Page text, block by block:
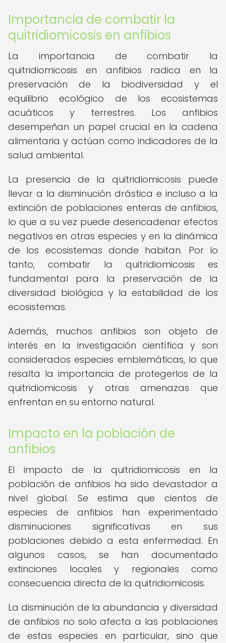
Importancia de combatir la
quitridiomicosis en anfibios
La importancia de combatir la
quitridiomicosis en anfibios radica en la
preservación de la biodiversidad y el
equilibrio ecológico de los ecosistemas
acuáticos y terrestres. Los anfibios
desempeñan un papel crucial en la cadena
alimentaria y actúan como indicadores de la
salud ambiental.
La presencia de la quitridiomicosis puede
llevar a la disminución drástica e incluso a la
extinción de poblaciones enteras de anfibios,
lo que a su vez puede desencadenar efectos
negativos en otras especies y en la dinámica
de los ecosistemas donde habitan. Por lo
tanto, combatir la quitridiomicosis es
fundamental para la preservación de la
diversidad biológica y la estabilidad de los
ecosistemas.
Además, muchos anfibios son objeto de
interés en la investigación científica y son
considerados especies emblemáticas, lo que
resalta la importancia de protegerlos de la
quitridiomicosis y otras amenazas que
enfrentan en su entorno natural.
Impacto en la población de
anfibios
El impacto de la quitridiomicosis en la
población de anfibios ha sido devastador a
nivel global. Se estima que cientos de
especies de anfibios han experimentado
disminuciones significativas en sus
poblaciones debido a esta enfermedad. En
algunos casos, se han documentado
extinciones locales y regionales como
consecuencia directa de la quitridiomicosis.
La disminución de la abundancia y diversidad
de anfibios no solo afecta a las poblaciones
de estas especies en particular, sino que